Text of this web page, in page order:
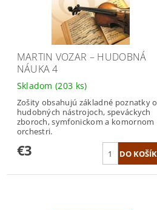
MARTIN VOZAR – HUDOBNÁ
NÁUKA 4
Skladom(203 ks)
Zošity obsahujú základné poznatky o
hudobných nástrojoch, speváckych
zboroch, symfonickom a komornom
orchestri.
€3